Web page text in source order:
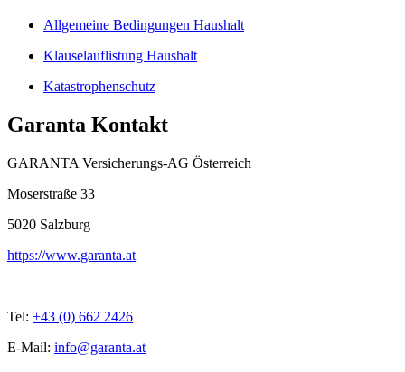
Allgemeine Bedingungen Haushalt
Klauselauflistung Haushalt
Katastrophenschutz
Garanta Kontakt
GARANTA Versicherungs-AG Österreich
Moserstraße 33
5020 Salzburg
https://www.garanta.at
Tel: +43 (0) 662 2426
E-Mail: info@garanta.at